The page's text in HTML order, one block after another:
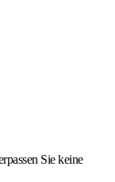
Sie keine